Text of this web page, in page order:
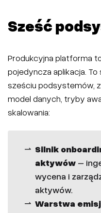
Sześć
Produkcyjna platforma
pojedyncza aplikacja.
sześciu podsystemów,
model danych, tryby
skalowania:
Silnik
aktywów –
wycena i
aktywów.
Warstwa